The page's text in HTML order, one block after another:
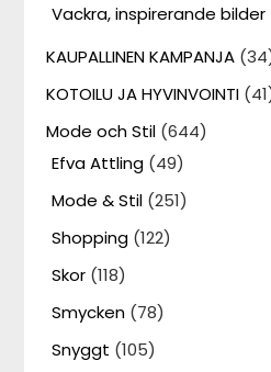
Vackra, inspirerande bilder
KAUPALLINEN KAMPANJA
KOTOILU JA HYVINVOINTI
Mode och Stil (644)
Efva Attling (49)
Mode & Stil (251)
Shopping (122)
Skor (118)
Smycken (78)
Snyggt (105)